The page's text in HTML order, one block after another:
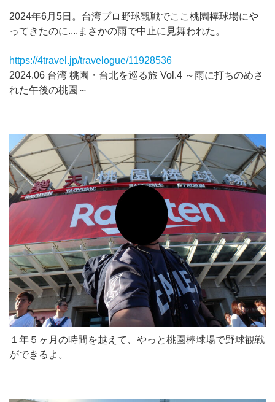
2024年6月5日。台湾プロ野球観戦でここ桃園棒球場にや
ってきたのに....まさかの雨で中止に見舞われた。
https://4travel.jp/travelogue/11928536
2024.06 台湾 桃園・台北を巡る旅 Vol.4 ～雨に打ちのめさ
れた午後の桃園～
１年５ヶ月の時間を越えて、やっと桃園棒球場で野球観戦
ができるよ。